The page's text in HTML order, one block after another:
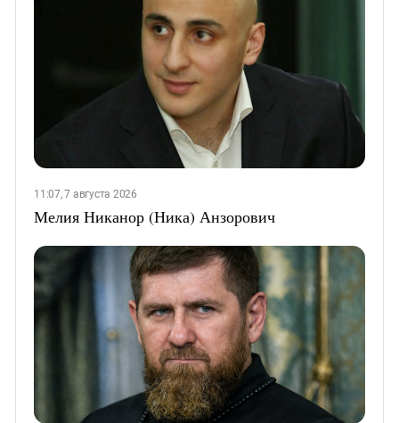
11:07, 7 августа 2026
Мелия Никанор (Ника) Анзорович